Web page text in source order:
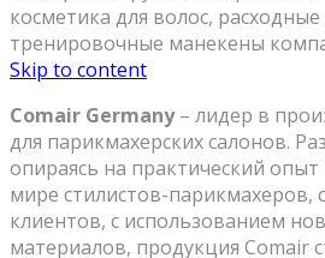
косметика для волос,
тренировочные манекены
Skip to content
Comair Germany– лидер в
для парикмахерских салонов.
опираясь на практический опыт
мире стилистов-парикмахеров,
клиентов, с использованием
материалов, продукция Comair